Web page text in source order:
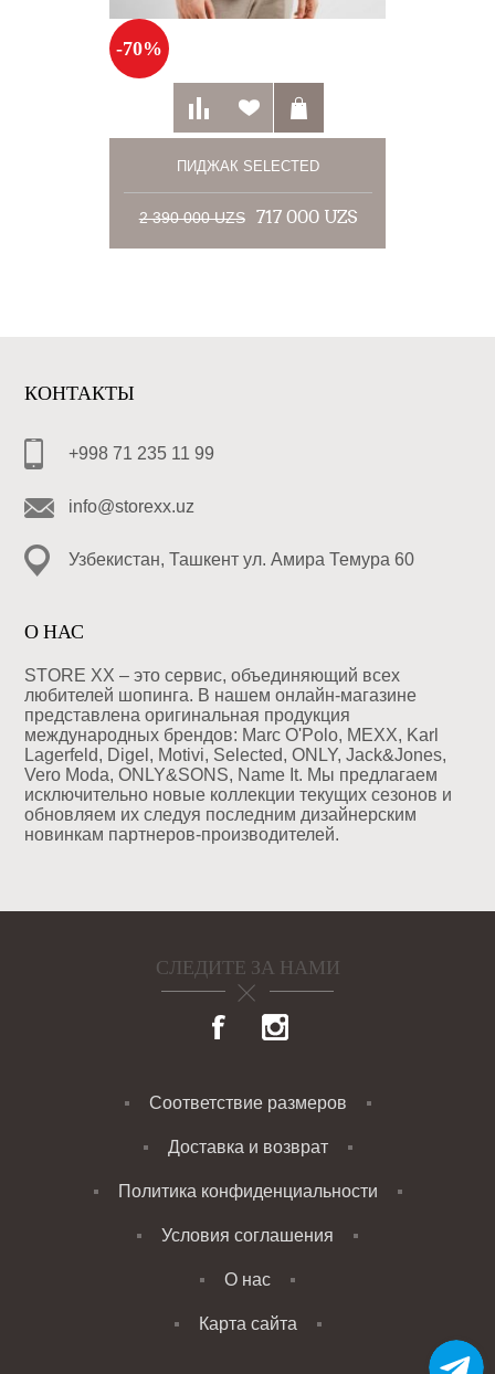
-70%
ПИДЖАК SELECTED
2 390 000 UZS 717 000 UZS
КОНТАКТЫ
+998 71 235 11 99
info@storexx.uz
Узбекистан, Ташкент ул. Амира Темура 60
О НАС
STORE XX – это сервис, объединяющий всех
любителей шопинга. В нашем онлайн-магазине
представлена оригинальная продукция
международных брендов: Marc O'Polo, MEXX, Karl
Lagerfeld, Digel, Motivi, Selected, ONLY, Jack&Jones,
Vero Moda, ONLY&SONS, Name It. Мы предлагаем
исключительно новые коллекции текущих сезонов и
обновляем их следуя последним дизайнерским
новинкам партнеров-производителей.
СЛЕДИТЕ ЗА НАМИ
Соответствие размеров
Доставка и возврат
Политика конфиденциальности
Условия соглашения
О нас
Карта сайта